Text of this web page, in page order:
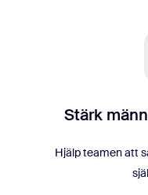
Stärk
Hjälp teamen att